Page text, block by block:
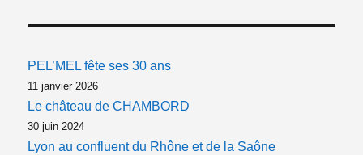
PEL’MEL fête ses 30 ans
11 janvier 2026
Le château de CHAMBORD
30 juin 2024
Lyon au confluent du Rhône et de la Saône